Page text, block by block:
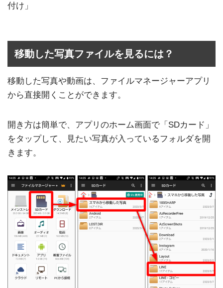
付け」
移動した写真ファイルを見るには？
移動した写真や動画は、ファイルマネージャーアプリ
から直接開くことができます。
開き方は簡単で、アプリのホーム画面で「SDカード」
をタップして、見たい写真が入っているフォルダを開
きます。